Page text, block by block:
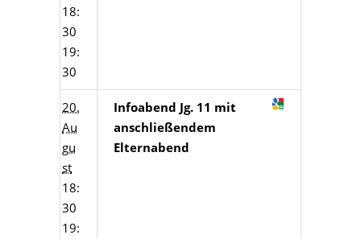
18:
30
19:
30
20.
Au
gu
st
18:
30
19:
Infoabend Jg. 11 mit
anschließendem
Elternabend